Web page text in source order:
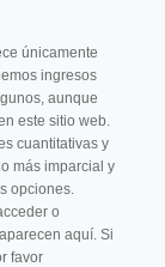
únicamente
ingresos
aunque
este sitio web.
cuantitativas y
más imparcial y
opciones.
o
aquí. Si
favor